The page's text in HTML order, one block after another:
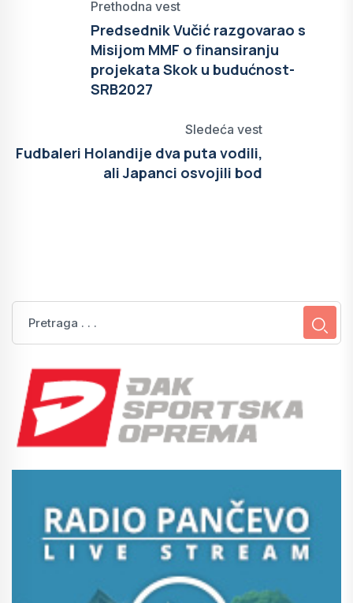
Prethodna vest
Predsednik Vučić razgovarao s
Misijom MMF o finansiranju
projekata Skok u budućnost-
SRB2027
Sledeća vest
Fudbaleri Holandije dva puta vodili,
ali Japanci osvojili bod